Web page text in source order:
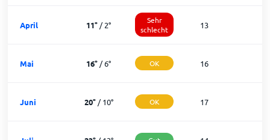
April 11° /2°
Sehr
schlecht
13
Mai 16° /6° OK 16
Juni 20°/10° OK 17